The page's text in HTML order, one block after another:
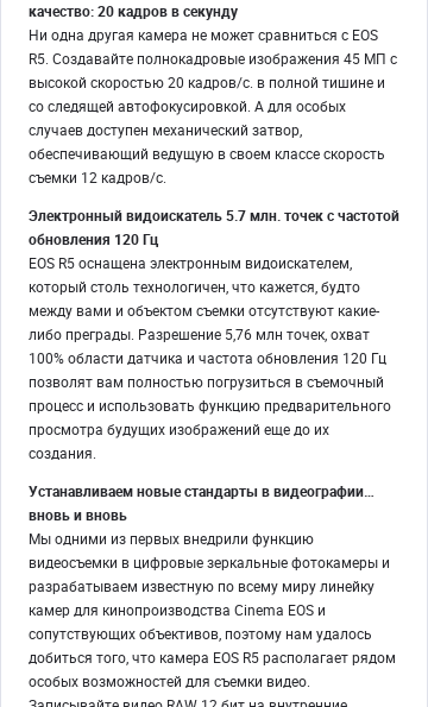
качество: 20 кадров в секунду
Ни одна другая камера не может сравниться с EOS
R5. Создавайте полнокадровые изображения 45 МП с
высокой скоростью 20 кадров/с. в полной тишине и
со следящей автофокусировкой. А для особых
случаев доступен механический затвор,
обеспечивающий ведущую в своем классе скорость
съемки 12 кадров/с.
Электронный видоискатель 5.7 млн. точек с частотой
обновления 120 Гц
EOS R5 оснащена электронным видоискателем,
который столь технологичен, что кажется, будто
между вами и объектом съемки отсутствуют какие-
либо преграды. Разрешение 5,76 млн точек, охват
100% области датчика и частота обновления 120 Гц
позволят вам полностью погрузиться в съемочный
процесс и использовать функцию предварительного
просмотра будущих изображений еще до их
создания.
Устанавливаем новые стандарты в видеографии…
вновь и вновь
Мы одними из первых внедрили функцию
видеосъемки в цифровые зеркальные фотокамеры и
разрабатываем известную по всему миру линейку
камер для кинопроизводства Cinema EOS и
сопутствующих объективов, поэтому нам удалось
добиться того, что камера EOS R5 располагает рядом
особых возможностей для съемки видео.